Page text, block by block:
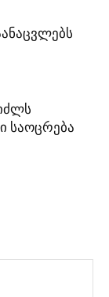
საოცრება